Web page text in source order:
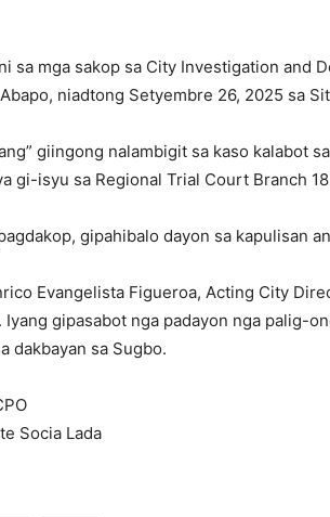
sa mga sakop sa City Investigation and
niadtong Setyembre 26, 2025 sa
giingong nalambigit sa kaso kalabot
gi-isyu sa Regional Trial Court Branch
gipahibalo dayon sa kapulisan
Evangelista Figueroa, Acting City
Iyang gipasabot nga padayon nga palig-
dakbayan sa Sugbo.
Socia Lada